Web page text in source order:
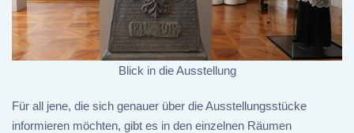
Blick in die Ausstellung
Für all jene, die sich genauer über die Ausstellungsstücke
informieren möchten, gibt es in den einzelnen Räumen